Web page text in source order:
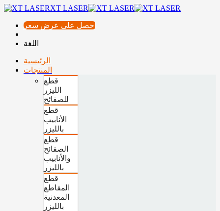
XT LASER
احصل على عرض سعر
اللغة
الرئيسية
المنتجات
قطع
الليزر
للصفائح
قطع
الأنابيب
بالليزر
قطع
الصفائح
والأنابيب
بالليزر
قطع
المقاطع
المعدنية
بالليزر